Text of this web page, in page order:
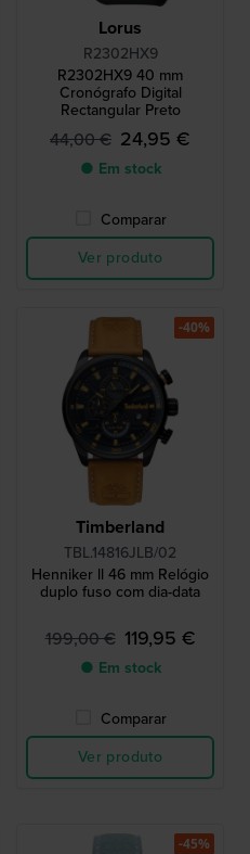
Lorus
R2302HX9
R2302HX9 40 mm
Cronógrafo Digital
Rectangular Preto
44,00 € 24,95 €
● Em stock
Comparar
Ver produto
Timberland
TBL.14816JLB/02
Henniker ll 46 mm Relógio
duplo fuso com dia-data
199,00 € 119,95 €
● Em stock
Comparar
Ver produto
-40%
-45%